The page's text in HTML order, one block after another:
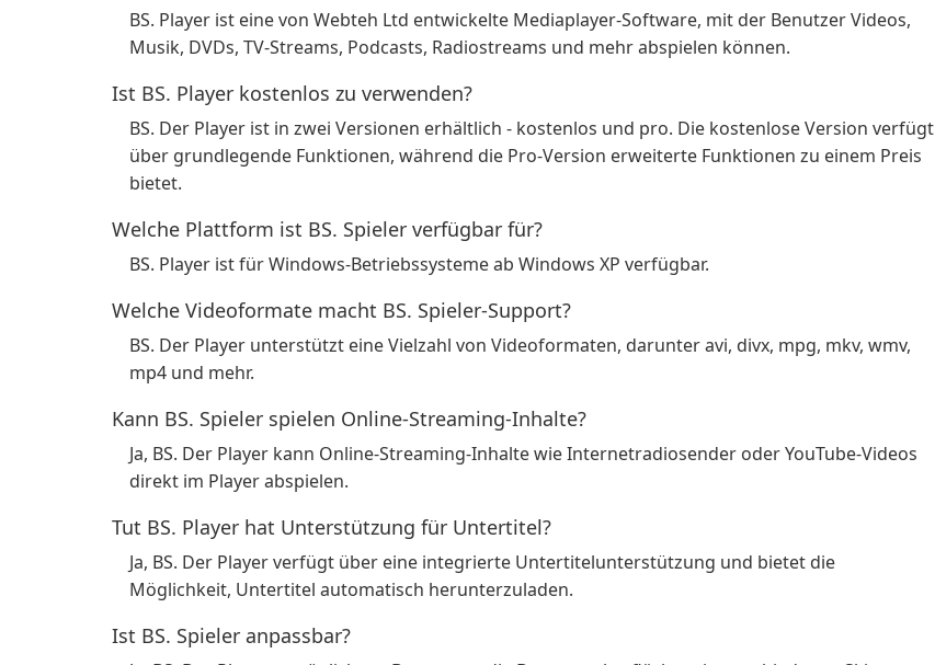
BS. Player ist eine von Webteh Ltd entwickelte Mediaplayer-Software, mit der Benutzer Videos,
Musik, DVDs, TV-Streams, Podcasts, Radiostreams und mehr abspielen können.
Ist BS. Player kostenlos zu verwenden?
BS. Der Player ist in zwei Versionen erhältlich - kostenlos und pro. Die kostenlose Version verfügt
über grundlegende Funktionen, während die Pro-Version erweiterte Funktionen zu einem Preis
bietet.
Welche Plattform ist BS. Spieler verfügbar für?
BS. Player ist für Windows-Betriebssysteme ab Windows XP verfügbar.
Welche Videoformate macht BS. Spieler-Support?
BS. Der Player unterstützt eine Vielzahl von Videoformaten, darunter avi, divx, mpg, mkv, wmv,
mp4 und mehr.
Kann BS. Spieler spielen Online-Streaming-Inhalte?
Ja, BS. Der Player kann Online-Streaming-Inhalte wie Internetradiosender oder YouTube-Videos
direkt im Player abspielen.
Tut BS. Player hat Unterstützung für Untertitel?
Ja, BS. Der Player verfügt über eine integrierte Untertitelunterstützung und bietet die
Möglichkeit, Untertitel automatisch herunterzuladen.
Ist BS. Spieler anpassbar?